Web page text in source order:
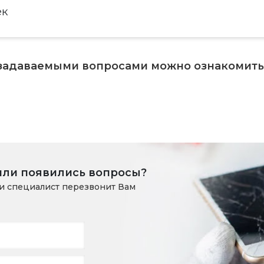
вопросами можно
появились вопросы?
перезвонит Вам